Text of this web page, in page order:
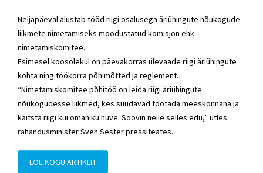
Neljapäeval alustab tööd riigi osalusega äriühingute nõukogude
liikmete nimetamiseks moodustatud komisjon ehk
nimetamiskomitee.
Esimesel koosolekul on päevakorras ülevaade riigi äriühingute
kohta ning töökorra põhimõtted ja reglement.
“Nimetamiskomitee põhitöö on leida riigi äriühingute
nõukogudesse liikmed, kes suudavad töötada meeskonnana ja
kaitsta riigi kui omaniku huve. Soovin neile selles edu,” ütles
rahandusminister Sven Sester pressiteates.
LOE KOGU ARTIKLIT